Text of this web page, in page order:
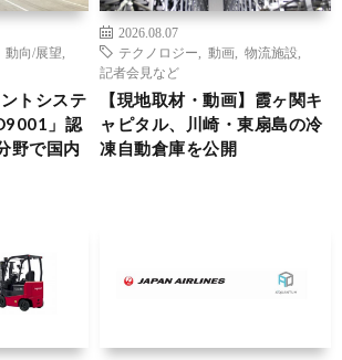
動向/展望
トシステ
」認
野で国内
2026.08.07
テクノロジー
動画 物流施設
記者会見など
【現地取材・動画】霞ヶ関キ
ャピタル、川崎・東扇島の冷
凍自動倉庫を公開